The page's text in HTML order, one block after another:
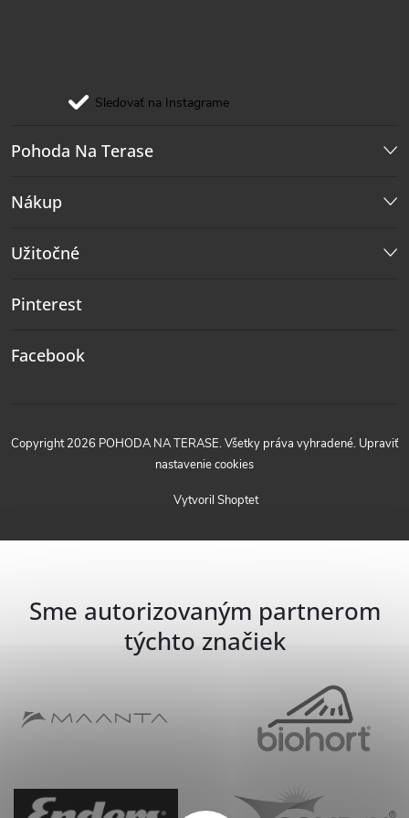
Sledovať na Instagrame
Pohoda Na Terase
Nákup
Užitočné
Pinterest
Facebook
Vytvoril Shoptet
Copyright 2026 POHODA NA TERASE. Všetky práva vyhradené. Upraviť
nastavenie cookies
Sme autorizovaným partnerom
týchto značiek